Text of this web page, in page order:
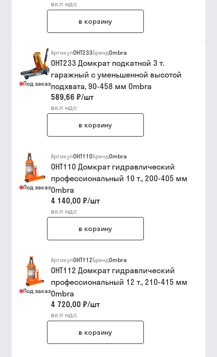
вкл ндс
в корзину
Под заказ
АртикулOHT233БрендOmbra
OHT233 Домкрат подкатной 3 т.
гаражный с уменьшенной высотой
подхвата, 90-458 мм Ombra
589,66 ₽/шт
вкл ндс
в корзину
Под заказ
АртикулOHT110БрендOmbra
OHT110 Домкрат гидравлический
профессиональный 10 т., 200-405 мм
Ombra
4 140,00 ₽/шт
вкл ндс
в корзину
Под заказ
АртикулOHT112БрендOmbra
OHT112 Домкрат гидравлический
профессиональный 12 т., 210-415 мм
Ombra
4 720,00 ₽/шт
вкл ндс
в корзину